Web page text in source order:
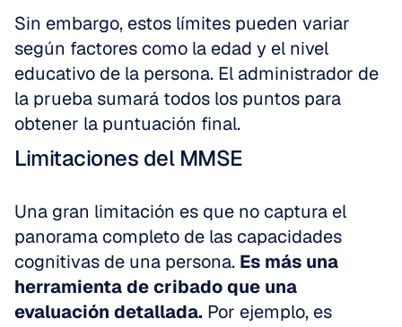
Sin embargo, estos límites pueden variar
según factores como la edad y el nivel
educativo de la persona. El administrador de
la prueba sumará todos los puntos para
obtener la puntuación final.
Limitaciones del MMSE
Una gran limitación es que no captura el
panorama completo de las capacidades
cognitivas de una persona. Es más una
herramienta de cribado que una
evaluación detallada. Por ejemplo, es